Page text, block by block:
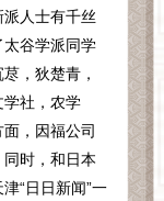
派人士有千丝
谷学派同学
，狄楚青，
学社，农学
，因福公司
时，和日本
“日日新闻”一